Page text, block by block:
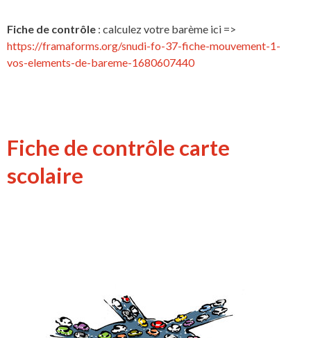
Fiche de contrôle : calculez votre barème ici =>
https://framaforms.org/snudi-fo-37-fiche-mouvement-1-
vos-elements-de-bareme-1680607440
Fiche de contrôle carte
scolaire